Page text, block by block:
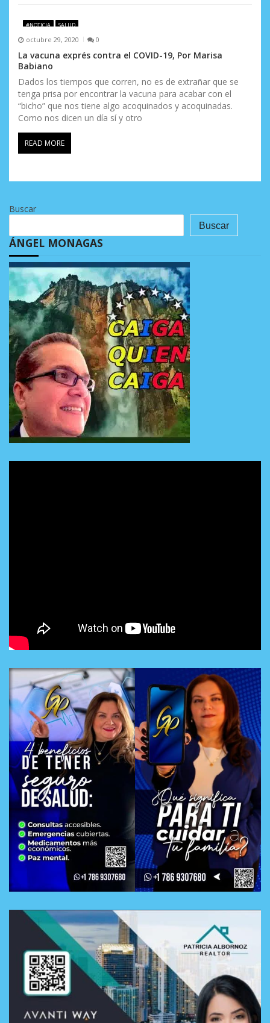
#NOTICIA SALUD
octubre 29, 2020 0
La vacuna exprés contra el COVID-19, Por Marisa
Babiano
Dados los tiempos que corren, no es de extrañar que se
tenga prisa por encontrar la vacuna para acabar con el
“bicho” que nos tiene algo acoquinados y acoquinadas.
Como nos dicen un día sí y otro
READ MORE
Buscar
Buscar
ÁNGEL MONAGAS